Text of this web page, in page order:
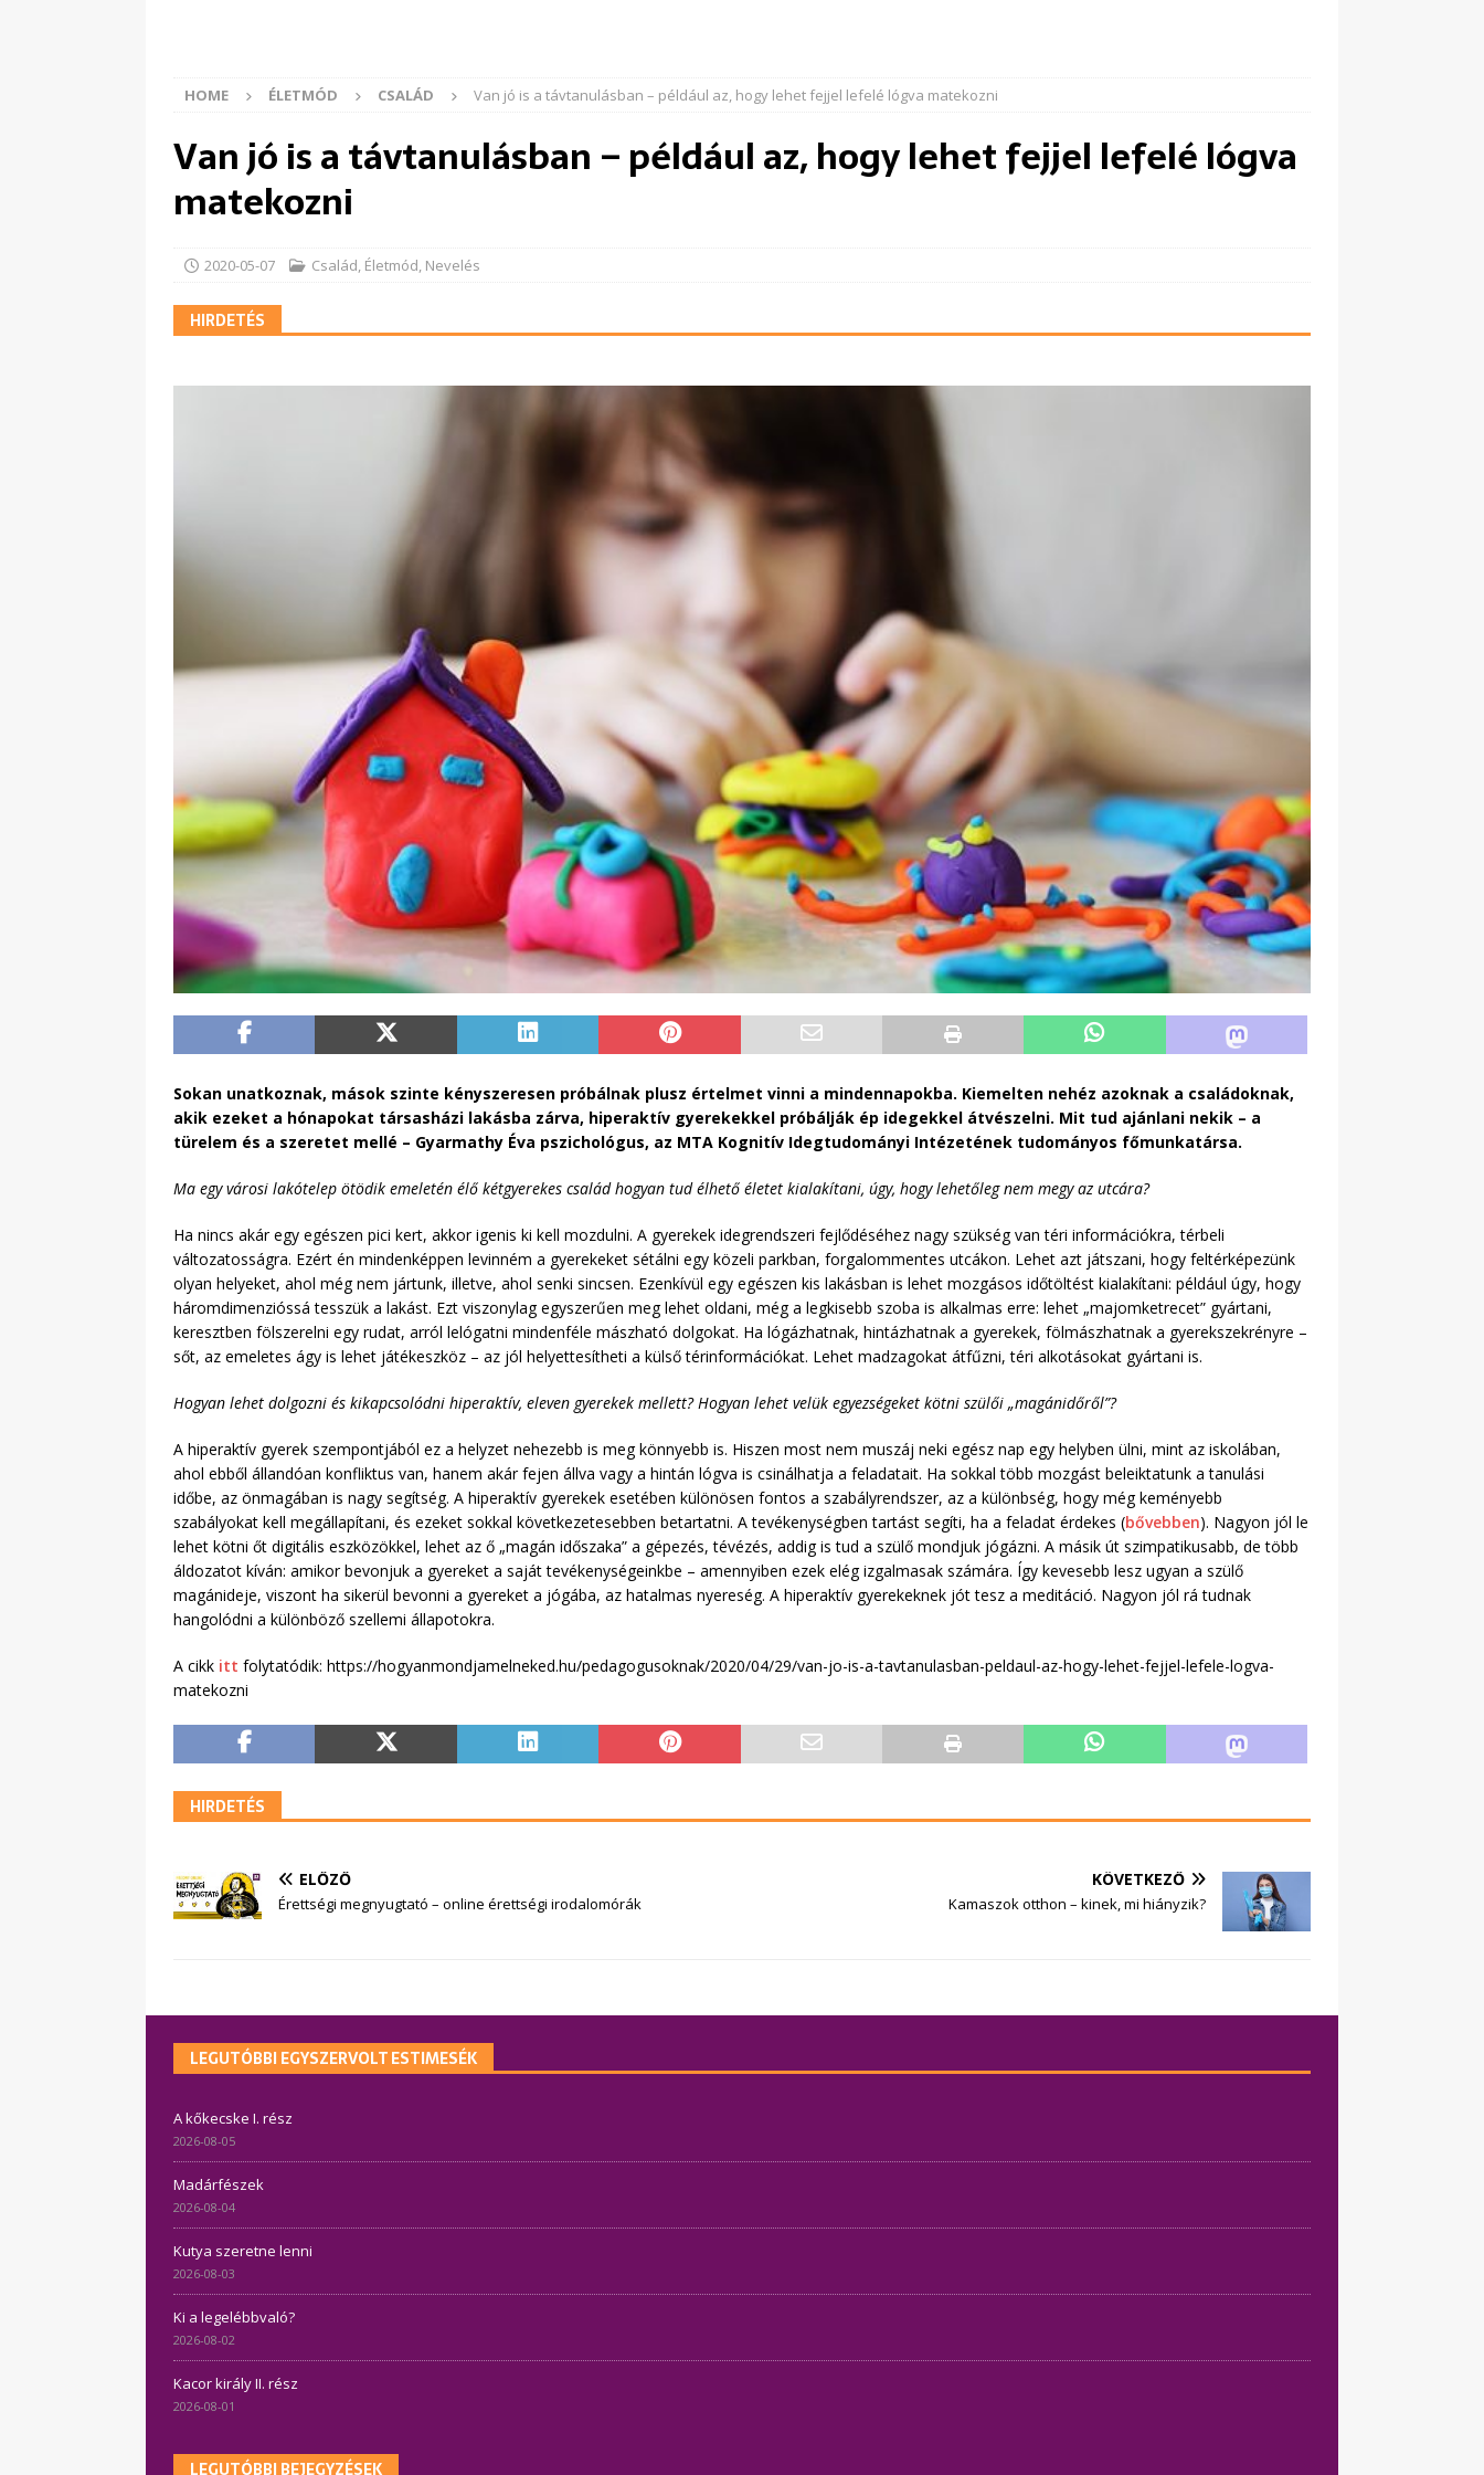
HOME ÉLETMÓD CSALÁD Van jó is a távtanulásban – például az, hogy lehet fejjel lefelé lógva matekozni
Van jó is a távtanulásban – például az, hogy lehet fejjel lefelé lógva
matekozni
2020-05-07 Család, Életmód, Nevelés
HIRDETÉS
Sokan unatkoznak, mások szinte kényszeresen próbálnak plusz értelmet vinni a mindennapokba. Kiemelten nehéz azoknak a családoknak,
akik ezeket a hónapokat társasházi lakásba zárva, hiperaktív gyerekekkel próbálják ép idegekkel átvészelni. Mit tud ajánlani nekik – a
türelem és a szeretet mellé – Gyarmathy Éva pszichológus, az MTA Kognitív Idegtudományi Intézetének tudományos főmunkatársa.
Ma egy városi lakótelep ötödik emeletén élő kétgyerekes család hogyan tud élhető életet kialakítani, úgy, hogy lehetőleg nem megy az utcára?
Ha nincs akár egy egészen pici kert, akkor igenis ki kell mozdulni. A gyerekek idegrendszeri fejlődéséhez nagy szükség van téri információkra, térbeli
változatosságra. Ezért én mindenképpen levinném a gyerekeket sétálni egy közeli parkban, forgalommentes utcákon. Lehet azt játszani, hogy feltérképezünk
olyan helyeket, ahol még nem jártunk, illetve, ahol senki sincsen. Ezenkívül egy egészen kis lakásban is lehet mozgásos időtöltést kialakítani: például úgy, hogy
háromdimenzióssá tesszük a lakást. Ezt viszonylag egyszerűen meg lehet oldani, még a legkisebb szoba is alkalmas erre: lehet „majomketrecet” gyártani,
keresztben fölszerelni egy rudat, arról lelógatni mindenféle mászható dolgokat. Ha lógázhatnak, hintázhatnak a gyerekek, fölmászhatnak a gyerekszekrényre –
sőt, az emeletes ágy is lehet játékeszköz – az jól helyettesítheti a külső térinformációkat. Lehet madzagokat átfűzni, téri alkotásokat gyártani is.
Hogyan lehet dolgozni és kikapcsolódni hiperaktív, eleven gyerekek mellett? Hogyan lehet velük egyezségeket kötni szülői „magánidőről”?
A hiperaktív gyerek szempontjából ez a helyzet nehezebb is meg könnyebb is. Hiszen most nem muszáj neki egész nap egy helyben ülni, mint az iskolában,
ahol ebből állandóan konfliktus van, hanem akár fejen állva vagy a hintán lógva is csinálhatja a feladatait. Ha sokkal több mozgást beleiktatunk a tanulási
időbe, az önmagában is nagy segítség. A hiperaktív gyerekek esetében különösen fontos a szabályrendszer, az a különbség, hogy még keményebb
szabályokat kell megállapítani, és ezeket sokkal következetesebben betartatni. A tevékenységben tartást segíti, ha a feladat érdekes (bővebben). Nagyon jól le
lehet kötni őt digitális eszközökkel, lehet az ő „magán időszaka” a gépezés, tévézés, addig is tud a szülő mondjuk jógázni. A másik út szimpatikusabb, de több
áldozatot kíván: amikor bevonjuk a gyereket a saját tevékenységeinkbe – amennyiben ezek elég izgalmasak számára. Így kevesebb lesz ugyan a szülő
magánideje, viszont ha sikerül bevonni a gyereket a jógába, az hatalmas nyereség. A hiperaktív gyerekeknek jót tesz a meditáció. Nagyon jól rá tudnak
hangolódni a különböző szellemi állapotokra.
A cikk itt folytatódik: https://hogyanmondjamelneked.hu/pedagogusoknak/2020/04/29/van-jo-is-a-tavtanulasban-peldaul-az-hogy-lehet-fejjel-lefele-logva-
matekozni
HIRDETÉS
ELŐZŐ
Érettségi megnyugtató – online érettségi irodalomórák
KÖVETKEZŐ
Kamaszok otthon – kinek, mi hiányzik?
LEGUTÓBBI EGYSZERVOLT ESTIMESÉK
A kőkecske I. rész
2026-08-05
Madárfészek
2026-08-04
Kutya szeretne lenni
2026-08-03
Ki a legelébbvaló?
2026-08-02
Kacor király II. rész
2026-08-01
LEGUTÓBBI BEJEGYZÉSEK